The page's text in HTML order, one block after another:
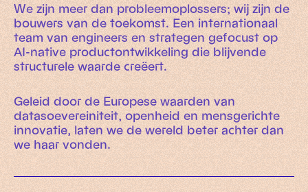
We zijn meer dan probleemoplossers; wij zijn de
bouwers van de toekomst. Een internationaal
team van engineers en strategen gefocust op
AI-native productontwikkeling die blijvende
structurele waarde creëert.
Geleid door de Europese waarden van
datasoevereiniteit, openheid en mensgerichte
innovatie, laten we de wereld beter achter dan
we haar vonden.